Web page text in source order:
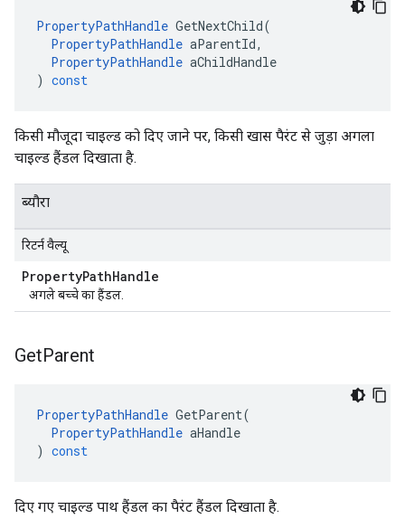
PropertyPathHandle GetNextChild(
PropertyPathHandle aParentId,
PropertyPathHandle aChildHandle
) const
किसी मौजूदा चाइल्ड को दिए जाने पर, किसी खास पैरंट से जुड़ा अगला
चाइल्ड हैंडल दिखाता है.
ब्यौरा
रिटर्न वैल्यू
PropertyPathHandle
अगले बच्चे का हैंडल.
GetParent
PropertyPathHandle GetParent(
PropertyPathHandle aHandle
) const
दिए गए चाइल्ड पाथ हैंडल का पैरंट हैंडल दिखाता है.